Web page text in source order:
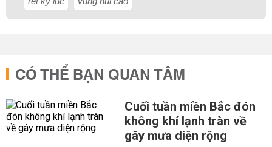
CÓ THỂ BẠN QUAN TÂM
Cuối tuần miền Bắc đón
không khí lạnh tràn về
gây mưa diện rộng